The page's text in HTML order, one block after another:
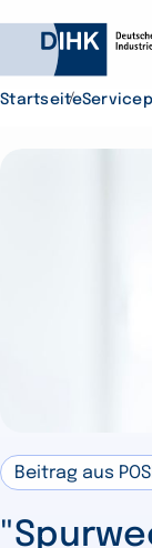
Startseite
Beitrag aus